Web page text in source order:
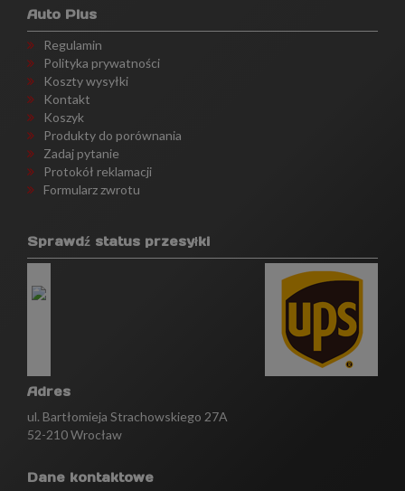
Auto Plus
Regulamin
Polityka prywatności
Koszty wysyłki
Kontakt
Koszyk
Produkty do porównania
Zadaj pytanie
Protokół reklamacji
Formularz zwrotu
Sprawdź status przesyłki
Adres
ul. Bartłomieja Strachowskiego 27A
52-210 Wrocław
Dane kontaktowe